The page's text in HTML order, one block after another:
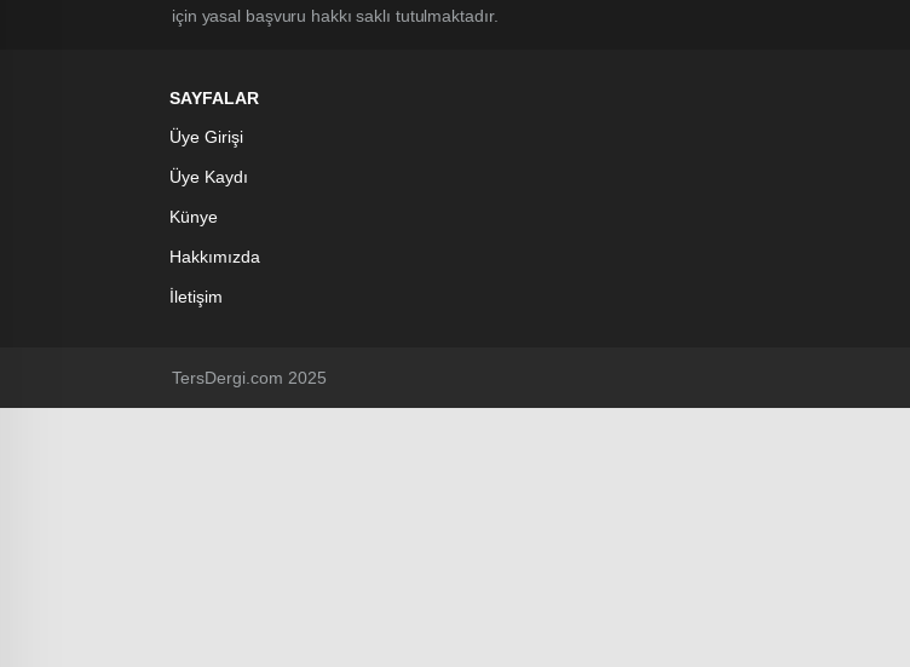
için yasal başvuru hakkı saklı tutulmaktadır.
SAYFALAR
Üye Girişi
Üye Kaydı
Künye
Hakkımızda
İletişim
TersDergi.com 2025